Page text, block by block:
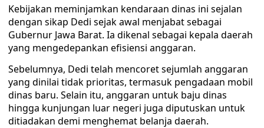
Kebijakan meminjamkan kendaraan dinas ini sejalan
dengan sikap Dedi sejak awal menjabat sebagai
Gubernur Jawa Barat. Ia dikenal sebagai kepala daerah
yang mengedepankan efisiensi anggaran.
Sebelumnya, Dedi telah mencoret sejumlah anggaran
yang dinilai tidak prioritas, termasuk pengadaan mobil
dinas baru. Selain itu, anggaran untuk baju dinas
hingga kunjungan luar negeri juga diputuskan untuk
ditiadakan demi menghemat belanja daerah.